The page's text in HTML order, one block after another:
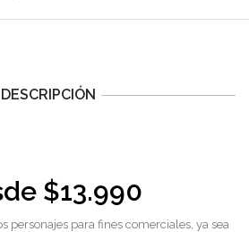
DESCRIPCIÓN
$13.990
personajes para fines comerciales, ya sea